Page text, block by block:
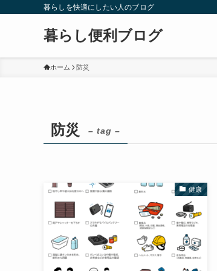
暮らしを快適にしたい人のブログ
暮らし便利ブログ
ホーム 防災
防災 – tag –
健康